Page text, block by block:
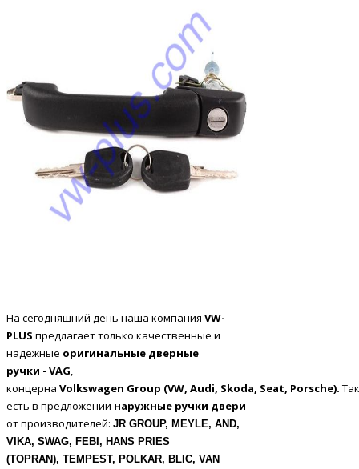
На сегодняшний день наша компания VW-
PLUS предлагает только качественные и
надежные оригинальные дверные
ручки - VAG
концерна Volkswagen Group (VW Audi Skoda Seat Porsche).
есть в предложении наружные ручки двери
от производителей: JR GROUP, MEYLE, AND,
VIKA, SWAG, FEBI, HANS PRIES
(TOPRAN), TEMPEST, POLKAR, BLIC, VAN